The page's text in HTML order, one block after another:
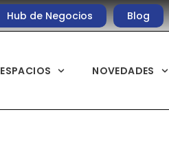
Hub de Negocios Blog
ESPACIOS NOVEDADES